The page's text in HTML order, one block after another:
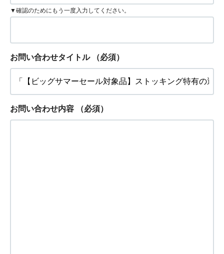
▼確認のためにもう一度入力してください。
お問い合わせタイトル （必須）
お問い合わせ内容 （必須）